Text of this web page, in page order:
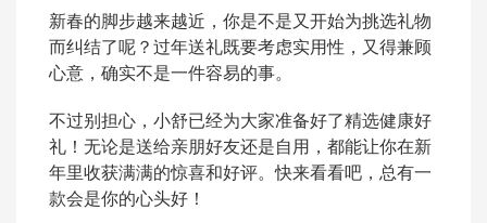
新春的脚步越来越近，你是不是又开始为挑选礼物
而纠结了呢？过年送礼既要考虑实用性，又得兼顾
心意，确实不是一件容易的事。
不过别担心，小舒已经为大家准备好了精选健康好
礼！无论是送给亲朋好友还是自用，都能让你在新
年里收获满满的惊喜和好评。快来看看吧，总有一
款会是你的心头好！